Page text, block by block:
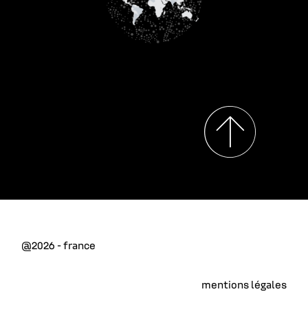
@2026 - france
mentions légales